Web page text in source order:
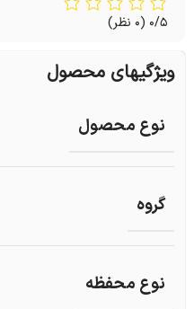
0/5 (0 نظر)
ویژگیهای محصول
نوع محصول
گروه
نوع محفظه